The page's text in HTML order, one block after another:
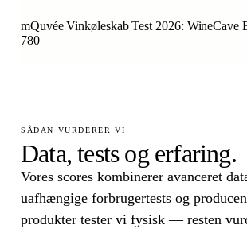
mQuvée Vinkøleskab Test 2026: WineCave
780
SÅDAN VURDERER VI
Data, tests og erfaring.
Vores scores kombinerer avanceret
uafhængige forbrugertests og
produkter tester vi fysisk — resten